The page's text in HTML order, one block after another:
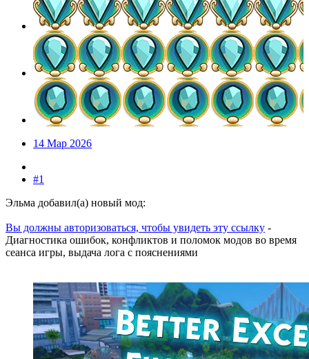
14 Мар 2026
#1
Эльма добавил(а) новый мод:
Вы должны авторизоваться, чтобы увидеть эту ссылку -
Диагностика ошибок, конфликтов и поломок модов во время
сеанса игры, выдача лога с пояснениями